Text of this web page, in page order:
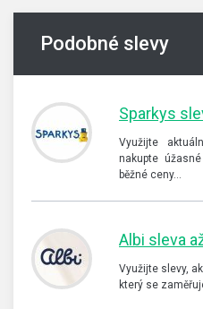
Podobné slevy
Sparkys
Využijte
nakupte
běžné ceny…
Albi sleva
Využijte slevy,
který se